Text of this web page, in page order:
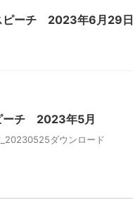
ピーチ 2023年6月29日
ーチ 2023年5月
ダウンロード